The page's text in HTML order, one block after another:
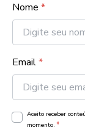
Nome *
Email*
Aceito receber
momento. *